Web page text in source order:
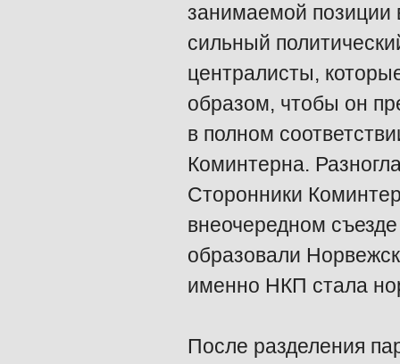
занимаемой позиции
сильный
централисты,
образом, чтобы он
в полном
Коминтерна.
Сторонники
внеочередном
образовали
именно НКП стала
После разделения